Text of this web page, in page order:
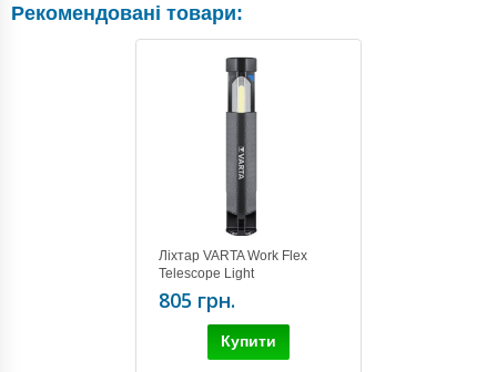
Рекомендовані товари:
Ліхтар VARTA Work Flex
Telescope Light
805 грн.
Купити